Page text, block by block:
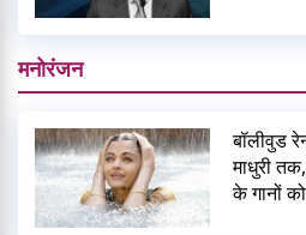
मनोरंजन
बॉलीवुड
माधुरी
के गानों